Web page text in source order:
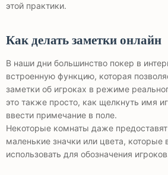
этой практики.
Как делать заметки онлайн
В наши дни большинство покер в
встроенную функцию, которая
заметки об игроках в режиме
это также просто, как щелкнуть имя
ввести примечание в поле.
Некоторые комнаты даже
маленькие значки или цвета,
использовать для обозначения